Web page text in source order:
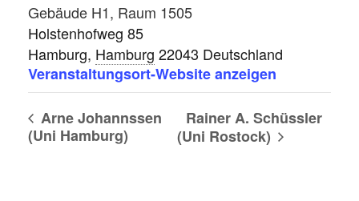
Gebäude H1, Raum 1505
Holstenhofweg 85
Hamburg, Hamburg 22043 Deutschland
Veranstaltungsort-Website anzeigen
Arne Johannssen
(Uni Hamburg)
Rainer A. Schüssler
(Uni Rostock)